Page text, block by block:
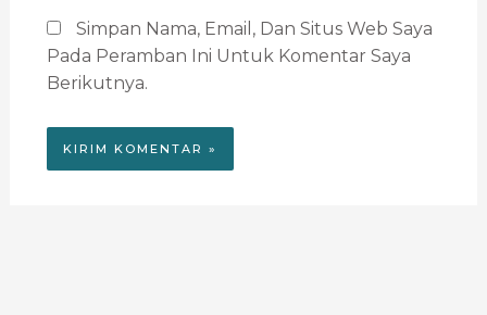
Simpan Nama, Email, Dan Situs Web Saya
Pada Peramban Ini Untuk Komentar Saya
Berikutnya.